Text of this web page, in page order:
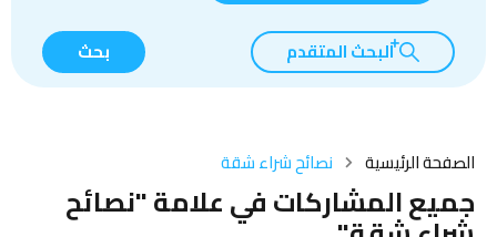
البحث المتقدم بحث
الصفحة الرئيسية نصائح شراء شقة
جميع المشاركات في علامة "نصائح